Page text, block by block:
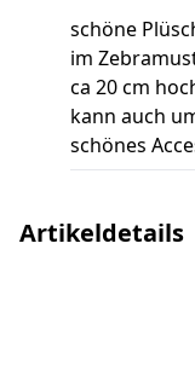
schöne
im
ca 20 cm
kann auch
schönes
Artikeldetails